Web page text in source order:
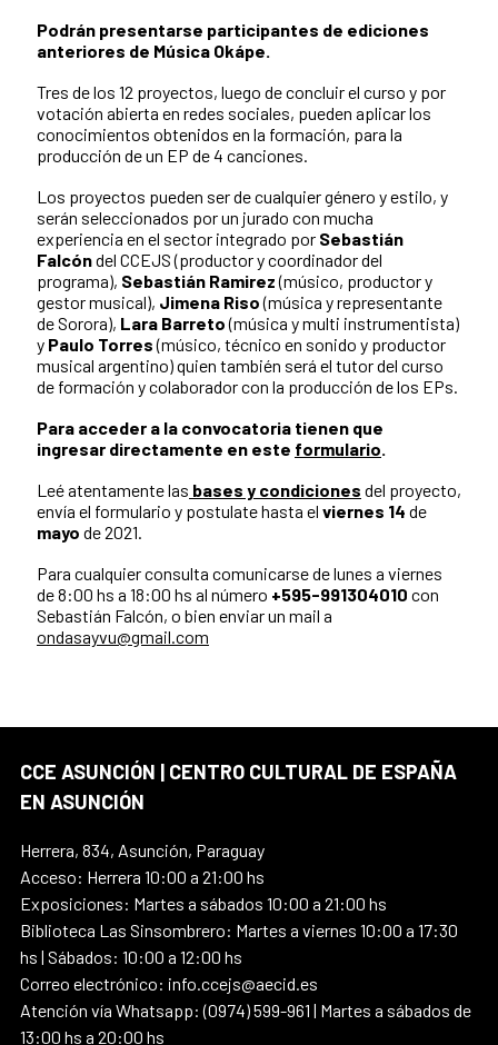
Podrán presentarse participantes de ediciones
anteriores de Música Okápe.
Tres de los 12 proyectos, luego de concluir el curso y por
votación abierta en redes sociales, pueden aplicar los
conocimientos obtenidos en la formación, para la
producción de un EP de 4 canciones.
Los proyectos pueden ser de cualquier género y estilo, y
serán seleccionados por un jurado con mucha
experiencia en el sector integrado por Sebastián
Falcóndel CCEJS (productor y coordinador del
programa), Sebastián Ramirez(músico, productor y
gestor musical), Jimena Riso(música y representante
de Sorora), Lara Barreto(música y multi instrumentista)
y Paulo Torres(músico, técnico en sonido y productor
musical argentino) quien también será el tutor del curso
de formación y colaborador con la producción de los EPs.
Para acceder a la convocatoria tienen que
ingresar directamente en este formulario.
Leé atentamente las bases y condiciones del proyecto,
envía el formulario y postulate hasta el viernes 14 de
mayo de 2021.
Para cualquier consulta comunicarse de lunes a viernes
de 8:00 hs a 18:00 hs al número +595-991304010 con
Sebastián Falcón, o bien enviar un mail a
ondasayvu@gmail.com
CCE ASUNCIÓN | CENTRO CULTURAL DE ESPAÑA
EN ASUNCIÓN
Herrera, 834, Asunción, Paraguay
Acceso: Herrera 10:00 a 21:00 hs
Exposiciones: Martes a sábados 10:00 a 21:00 hs
Biblioteca Las Sinsombrero: Martes a viernes 10:00 a 17:30
hs | Sábados: 10:00 a 12:00 hs
Correo electrónico: info.ccejs@aecid.es
Atención vía Whatsapp: (0974) 599-961 | Martes a sábados de
13:00 hs a 20:00 hs